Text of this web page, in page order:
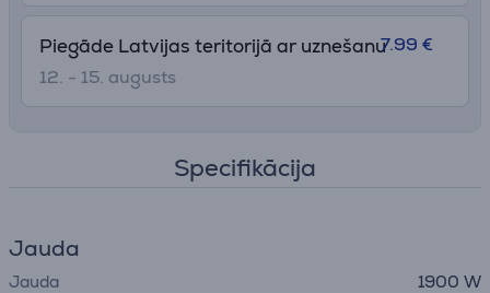
Piegāde Latvijas teritorijā ar uznešanu
12. - 15. augusts
7.99 €
Specifikācija
Jauda
Jauda 1900 W